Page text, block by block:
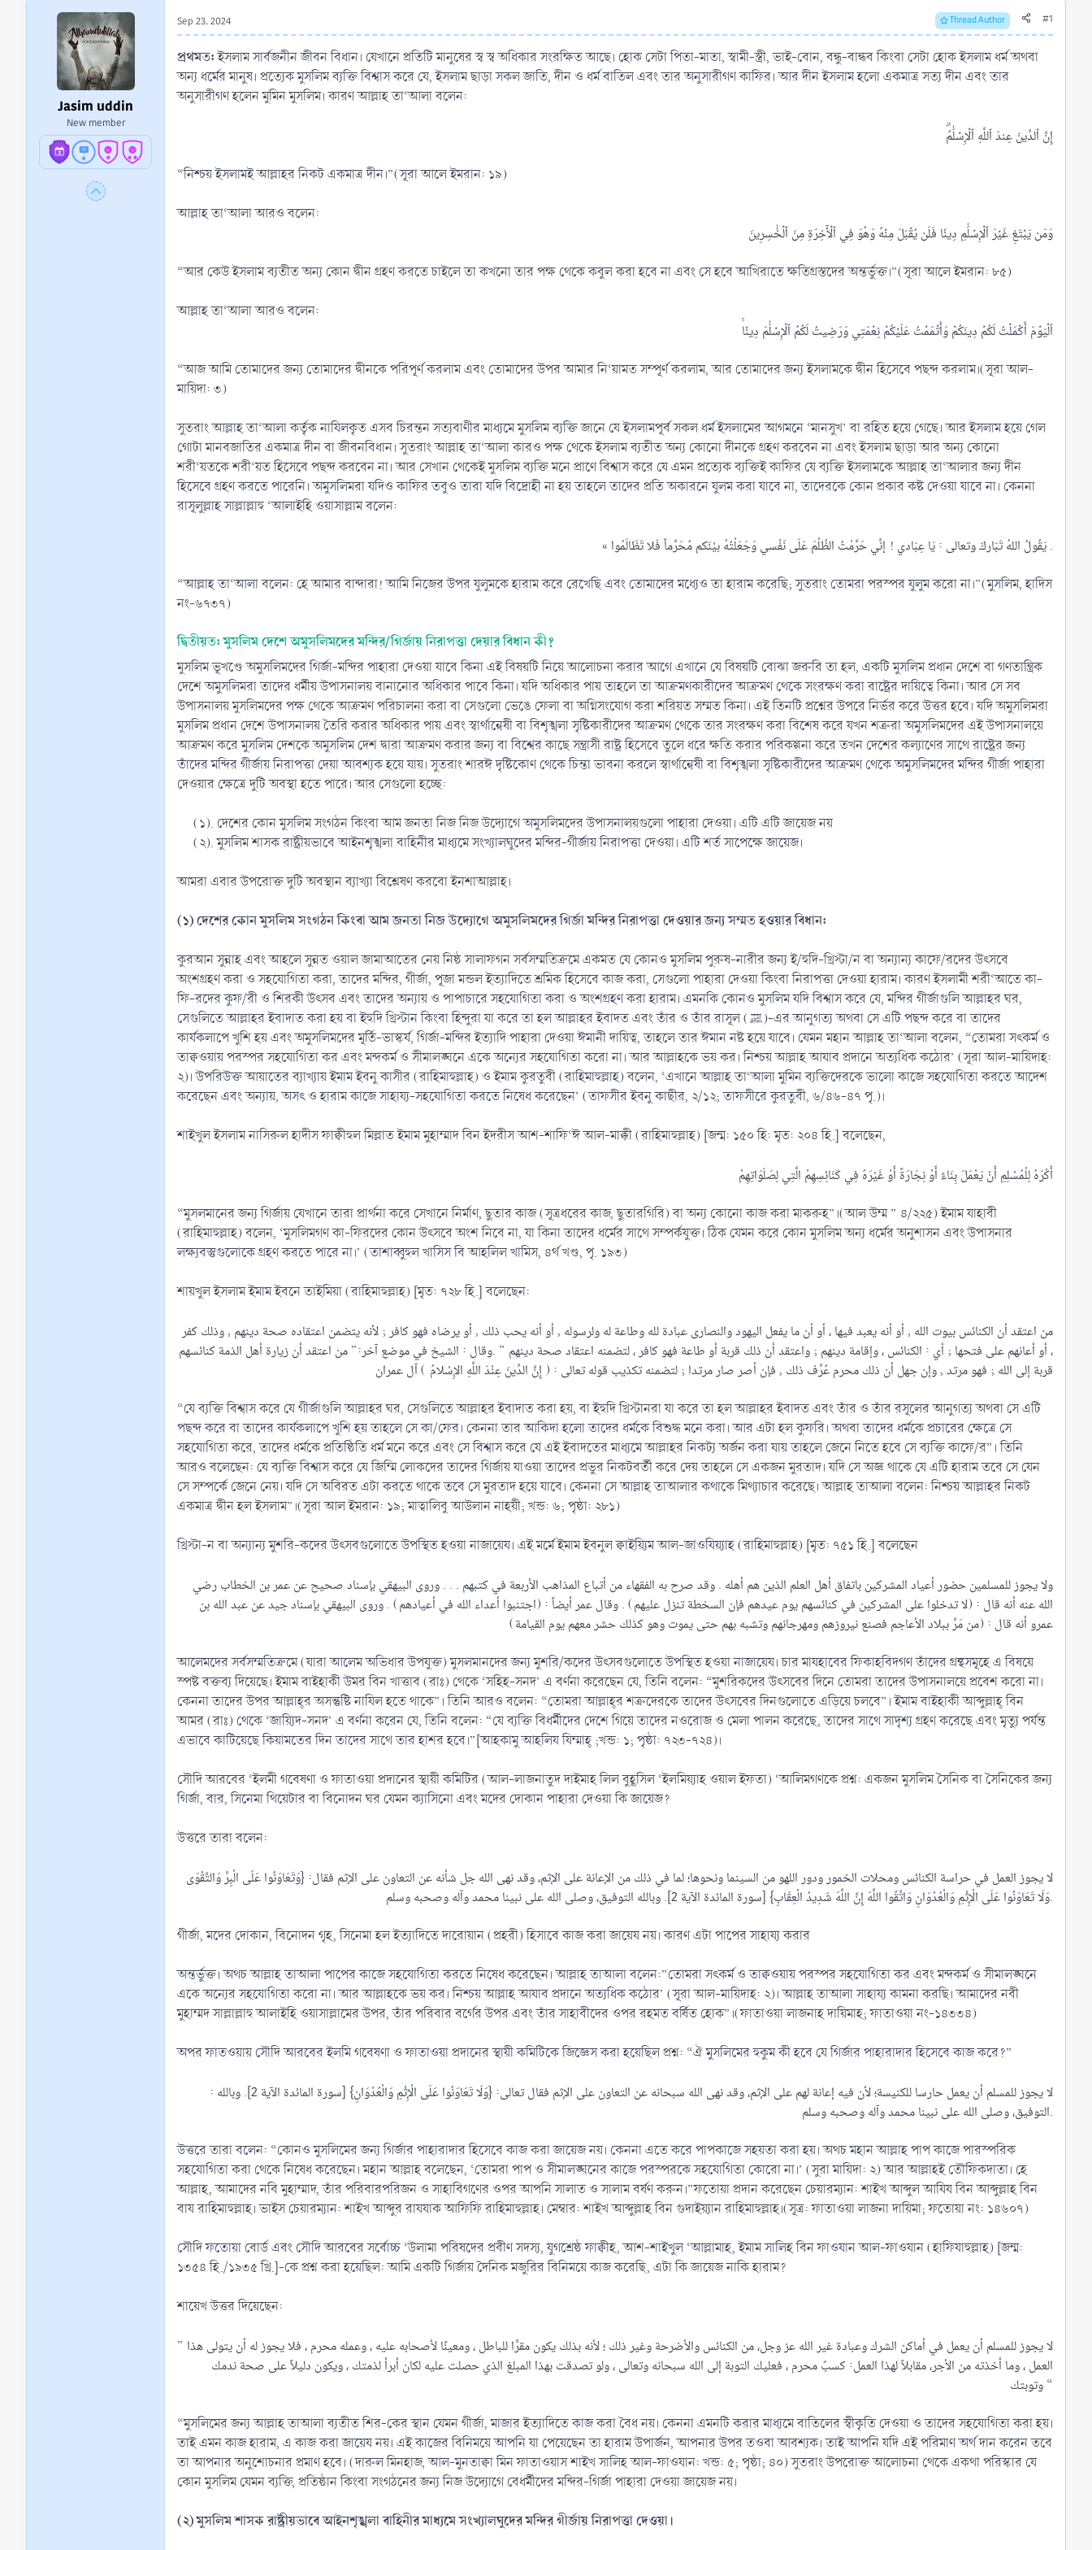
r
e
r
Jasim uddin
New member
Sep 23, 2024 Thread Author #1
প্রথমত:ইসলাম সার্বজনীন জীবন বিধান। যেখানে প্রতিটি মানুষের স্ব স্ব অধিকার সংরক্ষিত আছে। হোক সেটা পিতা-মাতা, স্বামী-স্ত্রী, ভাই-বোন, বন্ধু-বান্ধব কিংবা সেটা হোক ইসলাম ধর্ম অথবা
অন্য ধর্মের মানুষ। প্রত্যেক মুসলিম ব্যক্তি বিশ্বাস করে যে, ইসলাম ছাড়া সকল জাতি, দীন ও ধর্ম বাতিল এবং তার অনুসারীগণ কাফির। আর দীন ইসলাম হলো একমাত্র সত্য দীন এবং তার
অনুসারীগণ হলেন মুমিন মুসলিম। কারণ আল্লাহ তা‘আলা বলেন:
“নিশ্চয় ইসলামই আল্লাহর নিকট একমাত্র দীন।”(সূরা আলে ইমরান: ১৯)
আল্লাহ তা‘আলা আরও বলেন:
“আর কেউ ইসলাম ব্যতীত অন্য কোন দ্বীন গ্রহণ করতে চাইলে তা কখনো তার পক্ষ থেকে কবুল করা হবে না এবং সে হবে আখিরাতে ক্ষতিগ্রস্তদের অন্তর্ভুক্ত।”(সূরা আলে ইমরান: ৮৫)
আল্লাহ তা‘আলা আরও বলেন:
“আজ আমি তোমাদের জন্য তোমাদের দ্বীনকে পরিপূর্ণ করলাম এবং তোমাদের উপর আমার নি‘য়ামত সম্পূর্ণ করলাম, আর তোমাদের জন্য ইসলামকে দ্বীন হিসেবে পছন্দ করলাম।(সূরা আল-
মায়িদা: ৩)
সুতরাং আল্লাহ তা‘আলা কর্তৃক নাযিলকৃত এসব চিরন্তন সত্যবাণীর মাধ্যমে মুসলিম ব্যক্তি জানে যে ইসলামপূর্ব সকল ধর্ম ইসলামের আগমনে ‘মানসুখ’ বা রহিত হয়ে গেছে। আর ইসলাম হয়ে গেল
গোটা মানবজাতির একমাত্র দীন বা জীবনবিধান। সুতরাং আল্লাহ তা‘আলা কারও পক্ষ থেকে ইসলাম ব্যতীত অন্য কোনো দীনকে গ্রহণ করবেন না এবং ইসলাম ছাড়া আর অন্য কোনো
শরী‘য়তকে শরী‘য়ত হিসেবে পছন্দ করবেন না। আর সেখান থেকেই মুসলিম ব্যক্তি মনে প্রাণে বিশ্বাস করে যে এমন প্রত্যেক ব্যক্তিই কাফির যে ব্যক্তি ইসলামকে আল্লাহ তা‘আলার জন্য দীন
হিসেবে গ্রহণ করতে পারেনি। অমুসলিমরা যদিও কাফির তবুও তারা যদি বিদ্রোহী না হয় তাহলে তাদের প্রতি অকারনে যুলম করা যাবে না, তাদেরকে কোন প্রকার কষ্ট দেওয়া যাবে না। কেননা
রাসূলুল্লাহ সাল্লাল্লাহু ‘আলাইহি ওয়াসাল্লাম বলেন:
« يَقُولُ اللهُ تَبَاركَ وتعالى : يَا عِبَادي ! إنِّي حَرَّمْتُ الظُلْمَ عَلَى نَفْسي وَجَعَلْتُهُ بيْنَكم مُحَرَّماً فَلا تَظَالَمُوا .​
“আল্লাহ তা‘আলা বলেন: হে আমার বান্দারা! আমি নিজের উপর যুলুমকে হারাম করে রেখেছি এবং তোমাদের মধ্যেও তা হারাম করেছি; সুতরাং তোমরা পরস্পর যুলুম করো না।”(মুসলিম, হাদিস
নং-৬৭৩৭)
দ্বিতীয়ত: মুসলিম দেশে অমুসলিমদের মন্দির/গির্জায় নিরাপত্তা দেয়ার বিধান কী?
মুসলিম ভূখণ্ডে অমুসলিমদের গির্জা-মন্দির পাহারা দেওয়া যাবে কিনা এই বিষয়টি নিয়ে আলোচনা করার আগে এখানে যে বিষয়টি বোঝা জরুরি তা হল, একটি মুসলিম প্রধান দেশে বা গণতান্ত্রিক
দেশে অমুসলিমরা তাদের ধর্মীয় উপাসনালয় বানানোর অধিকার পাবে কিনা। যদি অধিকার পায় তাহলে তা আক্রমণকারীদের আক্রমণ থেকে সংরক্ষণ করা রাষ্ট্রের দায়িত্বে কিনা। আর সে সব
উপাসনালয় মুসলিমদের পক্ষ থেকে আক্রমণ পরিচালনা করা বা সেগুলো ভেঙে ফেলা বা অগ্নিসংযোগ করা শরিয়ত সম্মত কিনা। এই তিনটি প্রশ্নের উপরে নির্ভর করে উত্তর হবে। যদি অমুসলিমরা
মুসলিম প্রধান দেশে উপাসনালয় তৈরি করার অধিকার পায় এবং স্বার্থান্বেষী বা বিশৃঙ্খলা সৃষ্টিকারীদের আক্রমণ থেকে তার সংরক্ষণ করা বিশেষ করে যখন শত্রুরা অমুসলিমদের এই উপাসনালয়ে
আক্রমণ করে মুসলিম দেশকে অমুসলিম দেশ দ্বারা আক্রমণ করার জন্য বা বিশ্বের কাছে সন্ত্রাসী রাষ্ট্র হিসেবে তুলে ধরে ক্ষতি করার পরিকল্পনা করে তখন দেশের কল্যাণের সাথে রাষ্ট্রের জন্য
তাঁদের মন্দির গীর্জায় নিরাপত্তা দেয়া আবশ্যক হয়ে যায়। সুতরাং শারঈ দৃষ্টিকোণ থেকে চিন্তা ভাবনা করলে স্বার্থান্বেষী বা বিশৃঙ্খলা সৃষ্টিকারীদের আক্রমণ থেকে অমুসলিমদের মন্দির গীর্জা পাহারা
দেওয়ার ক্ষেত্রে দুটি অবস্থা হতে পারে। আর সেগুলো হচ্ছে:
(১). দেশের কোন মুসলিম সংগঠন কিংবা আম জনতা নিজ নিজ উদ্যোগে অমুসলিমদের উপাসনালয়গুলো পাহারা দেওয়া। এটি এটি জায়েজ নয়​
(২). মুসলিম শাসক রাষ্ট্রীয়ভাবে আইনশৃঙ্খলা বাহিনীর মাধ্যমে সংখ্যালঘুদের মন্দির-গীর্জায় নিরাপত্তা দেওয়া। এটি শর্ত সাপেক্ষে জায়েজ।​
আমরা এবার উপরোক্ত দুটি অবস্থান ব্যাখ্যা বিশ্লেষণ করবো ইনশাআল্লাহ।
(১) দেশের কোন মুসলিম সংগঠন কিংবা আম জনতা নিজ উদ্যোগে অমুসলিমদের গির্জা মন্দির নিরাপত্তা দেওয়ার জন্য সম্মত হওয়ার বিধান:
কুরআন সুন্নাহ এবং আহলে সুন্নত ওয়াল জামাআতের নেয় নিষ্ঠ সালাফগন সর্বসম্মতিক্রমে একমত যে কোনও মুসলিম পুরুষ-নারীর জন্য ই/হুদি-খ্রিস্টা/ন বা অন্যান্য কাফে/রদের উৎসবে
অংশগ্রহণ করা ও সহযোগিতা করা, তাদের মন্দির, গীর্জা, পূজা মন্ডল ইত্যাদিতে শ্রমিক হিসেবে কাজ করা, সেগুলো পাহারা দেওয়া কিংবা নিরাপত্তা দেওয়া হারাম। কারণ ইসলামী শরী‘আতে কা-
ফি-রদের কুফ/রী ও শিরকী উৎসব এবং তাদের অন্যায় ও পাপাচারে সহযোগিতা করা ও অংশগ্রহণ করা হারাম‌। এমনকি কোনও মুসলিম যদি বিশ্বাস করে যে, মন্দির গীর্জাগুলি আল্লাহর ঘর,
সেগুলিতে আল্লাহর ইবাদাত করা হয় বা ইহুদি খ্রিস্টান কিংবা হিন্দুরা যা করে তা হল আল্লাহর ইবাদত এবং তাঁর ও তাঁর রাসূল (ﷺ)-এর আনুগত্য অথবা সে এটি পছন্দ করে বা তাদের
কার্যকলাপে খুশি হয় এবং অমুসলিমদের মূর্তি-ভাস্কর্য, গির্জা-মন্দির ইত্যাদি পাহারা দেওয়া ঈমানী দায়িত্ব, তাহলে তার ঈমান নষ্ট হয়ে যাবে। যেমন মহান আল্লাহ তা‘আলা বলেন, “তোমরা সৎকর্ম ও
তাক্বওয়ায় পরস্পর সহযোগিতা কর এবং মন্দকর্ম ও সীমালঙ্ঘনে একে অন্যের সহযোগিতা করো না। আর আল্লাহকে ভয় কর। নিশ্চয় আল্লাহ আযাব প্রদানে অত্যধিক কঠোর’ (সূরা আল-মায়িদাহ:
২)। উপরিউক্ত আয়াতের ব্যাখ্যায় ইমাম ইবনু কাসীর (রাহিমাহুল্লাহ) ও ইমাম কুরতুবী (রাহিমাহুল্লাহ) বলেন, ‘এখানে আল্লাহ তা‘আলা মুমিন ব্যক্তিদেরকে ভালো কাজে সহযোগিতা করতে আদেশ
করেছেন এবং অন্যায়, অসৎ ও হারাম কাজে সাহায্য-সহযোগিতা করতে নিষেধ করেছেন’ (তাফসীর ইবনু কাছীর, ২/১২; তাফসীরে কুরতুবী, ৬/৪৬-৪৭ পৃ.)।
শাইখুল ইসলাম নাসিরুল হাদীস ফাক্বীহুল মিল্লাত ইমাম মুহাম্মাদ বিন ইদরীস আশ-শাফি‘ঈ আল-মাক্কী (রাহিমাহুল্লাহ) [জন্ম: ১৫০ হি: মৃত: ২০৪ হি.] বলেছেন,
“মুসলমানের জন্য গির্জায় যেখানে তারা প্রার্থনা করে সেখানে নির্মাণ, ছুতার কাজ (সূত্রধরের কাজ, ছুতারগিরি) বা অন্য কোনো কাজ করা মাকরুহ”।(আল উম্ম ” ৪/২২৫) ইমাম যাহাবী
(রাহিমাহুল্লাহ) বলেন, ‘মুসলিমগণ কা-ফিরদের কোন উৎসবে অংশ নিবে না, যা কিনা তাদের ধর্মের সাথে সম্পর্কযুক্ত। ঠিক যেমন করে কোন মুসলিম অন্য ধর্মের অনুশাসন এবং উপাসনার
লক্ষ্যবস্তুগুলোকে গ্রহণ করতে পারে না।’ (তাশাব্বুহুল খাসিস বি আহলিল খামিস, ৪র্থ খণ্ড, পৃ. ১৯৩)
শায়খুল ইসলাম ইমাম ইবনে তাইমিয়া (রাহিমাহুল্লাহ) [মৃত: ৭২৮ হি.] বলেছেন:
من اعتقد أن الكنائس بيوت الله , أو أنه يعبد فيها ، أو أن ما يفعل اليهود والنصارى عبادة لله وطاعة له ولرسوله , أو أنه يحب ذلك , أو يرضاه فهو كافر ; لأنه يتضمن اعتقاده صحة دينهم , وذلك كفر
، أو أعانهم على فتحها ; أي : الكنائس ، وإقامة دينهم ; واعتقد أن ذلك قربة أو طاعة فهو كافر ، لتضمنه اعتقاد صحة دينهم ” .وقال : الشيخ في موضع آخر:” من اعتقد أن زيارة أهل الذمة كنائسهم
“যে ব্যক্তি বিশ্বাস করে যে গীর্জাগুলি আল্লাহর ঘর, সেগুলিতে আল্লাহর ইবাদাত করা হয়, বা ইহুদি খ্রিস্টানরা যা করে তা হল আল্লাহর ইবাদত এবং তাঁর ও তাঁর রসূলের আনুগত্য অথবা সে এটি
পছন্দ করে বা তাদের কার্যকলাপে খুশি হয় তাহলে সে কা/ফের। কেননা তার আকিদা হলো তাদের ধর্মকে বিশুদ্ধ মনে করা। আর এটা হল কুফরি। অথবা তাদের ধর্মকে প্রচারের ক্ষেত্রে সে
সহযোগিতা করে, তাদের ধর্মকে প্রতিষ্ঠিতি ধর্ম মনে করে এবং সে বিশ্বাস করে যে এই ইবাদতের মাধ্যমে আল্লাহর নিকট্য অর্জন করা যায় তাহলে জেনে নিতে হবে সে ব্যক্তি কাফে/র”। তিনি
আরও বলেছেন: যে ব্যক্তি বিশ্বাস করে যে জিম্মি লোকদের তাদের গির্জায় যাওয়া তাদের প্রভুর নিকটবর্তী করে দেয় তাহলে সে একজন মুরতাদ। যদি সে অজ্ঞ থাকে যে এটি হারাম তবে সে যেন
সে সম্পর্কে জেনে নেয়। যদি সে অবিরত এটা করতে থাকে তবে সে মুরতাদ হয়ে যাবে। কেননা সে আল্লাহ তাআলার কথাকে মিথ্যাচার করেছে। আল্লাহ তাআলা বলেন: নিশ্চয় আল্লাহর নিকট
একমাত্র দ্বীন হল ইসলাম”।(সূরা আল ইমরান: ১৯; মাত্বালিবু আউলান নাহয়ী; খন্ড: ৬; পৃষ্ঠা: ২৮১)
খ্রিস্টা-ন বা অন্যান্য মুশরি-কদের উৎসবগুলোতে উপস্থিত হওয়া নাজায়েয। এই মর্মে ইমাম ইবনুল ক্বাইয়্যিম আল-জাওযিয়্যাহ (রাহিমাহুল্লাহ) [মৃত: ৭৫১ হি.] বলেছেন
ولا يجوز للمسلمين حضور أعياد المشركين باتفاق أهل العلم الذين هم أهله . وقد صرح به الفقهاء من أتباع المذاهب الأربعة في كتبهم . . . وروى البيهقي بإسناد صحيح عن عمر بن الخطاب رضي
الله عنه أنه قال : (لا تدخلوا على المشركين في كنائسهم يوم عيدهم فإن السخطة تنزل عليهم) . وقال عمر أيضاً : (اجتنبوا أعداء الله في أعيادهم) . وروى البيهقي بإسناد جيد عن عبد الله بن
আলেমদের সর্বসম্মতিক্রমে (যারা আলেম অভিধার উপযুক্ত) মুসলমানদের জন্য মুশরি/কদের উৎসবগুলোতে উপস্থিত হওয়া নাজায়েয। চার মাযহাবের ফিকাহবিদগণ তাঁদের গ্রন্থসমূহে এ বিষয়ে
স্পষ্ট বক্তব্য দিয়েছে। ইমাম বাইহাকী উমর বিন খাত্তাব (রাঃ) থেকে ‘সহিহ-সনদ’ এ বর্ণনা করেছেন যে, তিনি বলেন: “মুশরিকদের উৎসবের দিনে তোমরা তাদের উপাসনালয়ে প্রবেশ করো না।
কেননা তাদের উপর আল্লাহ্‌র অসন্তুষ্টি নাযিল হতে থাকে”। তিনি আরও বলেন: “তোমরা আল্লাহ্‌র শত্রুদেরকে তাদের উৎসবের দিনগুলোতে এড়িয়ে চলবে”। ইমাম বাইহাকী আব্দুল্লাহ্‌ বিন
আমর (রাঃ) থেকে ‘জায়্যিদ-সনদ’ এ বর্ণনা করেন যে, তিনি বলেন: “যে ব্যক্তি বিধর্মীদের দেশে গিয়ে তাদের নওরোজ ও মেলা পালন করেছে, তাদের সাথে সাদৃশ্য গ্রহণ করেছে এবং মৃত্যু পর্যন্ত
এভাবে কাটিয়েছে কিয়ামতের দিন তাদের সাথে তার হাশর হবে।”[আহকামু আহলিয যিম্মাহ্‌ ;খন্ড: ১; পৃষ্ঠা: ৭২৩-৭২৪)।
সৌদি আরবের ‘ইলমী গবেষণা ও ফাতাওয়া প্রদানের স্থায়ী কমিটির (আল-লাজনাতুদ দাইমাহ লিল বুহূসিল ‘ইলমিয়্যাহ ওয়াল ইফতা) ‘আলিমগণকে প্রশ্ন: একজন মুসলিম সৈনিক বা সৈনিকের জন্য
গির্জা, বার, সিনেমা থিয়েটার বা বিনোদন ঘর যেমন ক্যাসিনো এবং মদের দোকান পাহারা দেওয়া কি জায়েজ?
উত্তরে তারা বলেন:
لا يجوز العمل في حراسة الكنائس ومحلات الخمور ودور اللهو من السينما ونحوها؛ لما في ذلك من الإعانة على الإثم، وقد نهى الله جل شأنه عن التعاون على الإثم فقال: {وَتَعَاوَنُوا عَلَى الْبِرِّ وَالتَّقْوَى
وَلَا تَعَاوَنُوا عَلَى الْإِثْمِ وَالْعُدْوَانِ وَاتَّقُوا اللَّهَ إِنَّ اللَّهَ شَدِيدُ الْعِقَابِ} [سورة المائدة الآية 2]. وبالله التوفيق، وصلى الله على نبينا محمد وآله وصحبه وسلم.
গীর্জা, মদের দোকান, বিনোদন গৃহ, সিনেমা হল ইত্যাদিতে দারোয়ান (প্রহরী) হিসাবে কাজ করা জায়েয নয়। কারণ এটা পাপের সাহায্য করার
অন্তর্ভুক্ত। অথচ আল্লাহ তাআলা পাপের কাজে সহযোগিতা করতে নিষেধ করেছেন। আল্লাহ তাআলা বলেন:”তোমরা সৎকর্ম ও তাক্বওয়ায় পরস্পর সহযোগিতা কর এবং মন্দকর্ম ও সীমালঙ্ঘনে
একে অন্যের সহযোগিতা করো না। আর আল্লাহকে ভয় কর। নিশ্চয় আল্লাহ আযাব প্রদানে অত্যধিক কঠোর’ (সূরা আল-মায়িদাহ: ২)। আল্লাহ তাআলা সাহায্য কামনা করছি। আমাদের নবী
মুহাম্মদ সাল্লাল্লাহু আলাইহি ওয়াসাল্লামের উপর, তাঁর পরিবার বর্গের উপর এবং তাঁর সাহাবীদের ওপর রহমত বর্ষিত হোক”।(ফাতাওয়া লাজনাহ দায়িমাহ; ফাতাওয়া নং-১৪৩৩৪)
অপর ফাতওয়ায় সৌদি আরবের ইলমি গবেষণা ও ফাতাওয়া প্রদানের স্থায়ী কমিটিকে জিজ্ঞেস করা হয়েছিল প্রশ্ন: “ঐ মুসলিমের হুকুম কী হবে যে গির্জার পাহারাদার হিসেবে কাজ করে?”
: لا يجوز للمسلم أن يعمل حارسا للكنيسة؛ لأن فيه إعانة لهم على الإثم، وقد نهى الله سبحانه عن التعاون على الإثم فقال تعالى: {وَلَا تَعَاوَنُوا عَلَى الْإِثْمِ وَالْعُدْوَانِ} [سورة المائدة الآية 2]. وبالله
التوفيق، وصلى الله على نبينا محمد وآله وصحبه وسلم.​
উত্তরে তারা বলেন: “কোনও মুসলিমের জন্য গির্জার পাহারাদার হিসেবে কাজ করা জায়েজ নয়। কেননা এতে করে পাপকাজে সহয়তা করা হয়। অথচ মহান আল্লাহ পাপ কাজে পারস্পরিক
সহযোগিতা করা থেকে নিষেধ করেছেন। মহান আল্লাহ বলেছেন, ‘তোমরা পাপ ও সীমালঙ্ঘনের কাজে পরস্পরকে সহযোগিতা কোরো না।’ (সুরা মায়িদা: ২) আর আল্লাহই তৌফিকদাতা। হে
আল্লাহ, আমাদের নবি মুহাম্মাদ, তাঁর পরিবারপরিজন ও সাহাবিগণের ওপর আপনি সালাত ও সালাম বর্ষণ করুন।”ফতোয়া প্রদান করেছেন চেয়ারম্যান: শাইখ আব্দুল আযিয বিন আব্দুল্লাহ বিন
বায রাহিমাহুল্লাহ। ভাইস চেয়ারম্যান: শাইখ আব্দুর রাযযাক আফিফি রাহিমাহুল্লাহ। মেম্বার: শাইখ আব্দুল্লাহ বিন গুদাইয়্যান রাহিমাহুল্লাহ।(সূত্র: ফাতাওয়া লাজনা দায়িমা; ফতোয়া নং: ১৪৬০৭)
সৌদি ফতোয়া বোর্ড এবং সৌদি আরবের সর্বোচ্চ ‘উলামা পরিষদের প্রবীণ সদস্য, যুগশ্রেষ্ঠ ফাক্বীহ, আশ-শাইখুল ‘আল্লামাহ, ইমাম সালিহ বিন ফাওযান আল-ফাওযান (হাফিযাহুল্লাহ) [জন্ম:
১৩৫৪ হি./১৯৩৫ খ্রি.]-কে প্রশ্ন করা হয়েছিল: আমি একটি গির্জায় দৈনিক মজুরির বিনিময়ে কাজ করেছি, এটা কি জায়েজ নাকি হারাম?
শায়েখ উত্তর দিয়েছেন:
” لا يجوز للمسلم أن يعمل في أماكن الشرك وعبادة غير الله عز وجل، من الكنائس والأضرحة وغير ذلك ؛ لأنه بذلك يكون مقرًّا للباطل ، ومعينًا لأصحابه عليه ، وعمله محرم ، فلا يجوز له أن يتولى هذا
العمل ، وما أخذته من الأجر، مقابلاً لهذا العمل: كسبٌ محرم ، فعليك التوبة إلى الله سبحانه وتعالى ، ولو تصدقت بهذا المبلغ الذي حصلت عليه لكان أبرأ لذمتك ، ويكون دليلاً على صحة ندمك
وتوبتك “​
“মুসলিমের জন্য আল্লাহ তাআলা ব্যতীত শির-কের স্থান যেমন গীর্জা, মাজার ইত্যাদিতে কাজ করা বৈধ নয়। কেননা এমনটি করার মাধ্যমে বাতিলের স্বীকৃতি দেওয়া ও তাদের সহযোগিতা করা হয়।
তাই এমন কাজ হারাম, এ কাজ করা জায়েয নয়। এই কাজের বিনিময়ে আপনি যা পেয়েছেন তা হারাম উপার্জন, আপনার উপর তওবা আবশ্যক। তাই আপনি যদি এই পরিমাণ অর্থ দান করেন তবে
তা আপনার অনুশোচনার প্রমাণ হবে। (দারুল মিনহাজ, আল-মুনতাক্বা মিন ফাতাওয়াস শাইখ সালিহ আল-ফাওযান: খন্ড: ৫; পৃষ্ঠা; ৪০) সুতরাং উপরোক্ত আলোচনা থেকে একথা পরিস্কার যে
কোন মুসলিম যেমন ব্যক্তি, প্রতিষ্ঠান কিংবা সংগঠনের জন্য নিজ উদ্যোগে বেধর্মীদের মন্দির-গির্জা পাহারা দেওয়া জায়েজ নয়।
(২) মুসলিম শাসক রাষ্ট্রীয়ভাবে আইনশৃঙ্খলা বাহিনীর মাধ্যমে সংখ্যালঘুদের মন্দির গীর্জায় নিরাপত্তা দেওয়া।